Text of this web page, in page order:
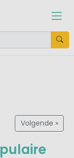
Volgende »